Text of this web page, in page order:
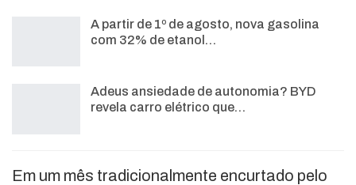
A partir de 1º de agosto, nova gasolina
com 32% de etanol…
Adeus ansiedade de autonomia? BYD
revela carro elétrico que…
Em um mês tradicionalmente encurtado pelo